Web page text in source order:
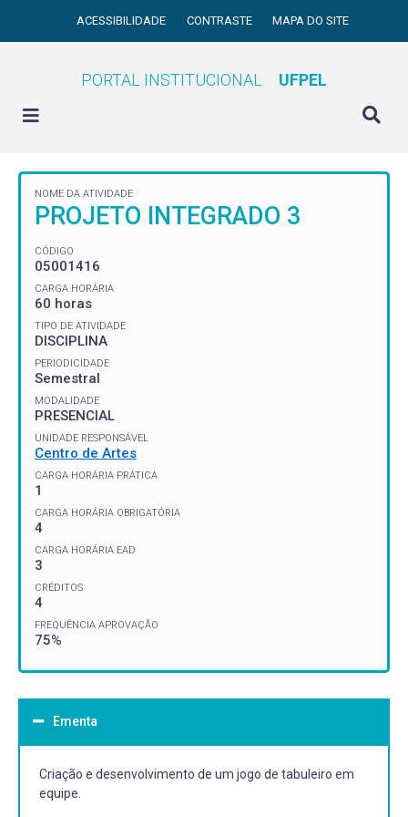
ACESSIBILIDADE CONTRASTE MAPA DO SITE
PORTAL INSTITUCIONAL UFPEL
NOME DA ATIVIDADE
PROJETO INTEGRADO 3
CÓDIGO
05001416
CARGA HORÁRIA
60 horas
TIPO DE ATIVIDADE
DISCIPLINA
PERIODICIDADE
Semestral
MODALIDADE
PRESENCIAL
UNIDADE RESPONSÁVEL
Centro de Artes
CARGA HORÁRIA PRÁTICA
1
CARGA HORÁRIA OBRIGATÓRIA
4
CARGA HORÁRIA EAD
3
CRÉDITOS
4
FREQUÊNCIA APROVAÇÃO
75%
Ementa
Criação e desenvolvimento de um jogo de tabuleiro em
equipe.